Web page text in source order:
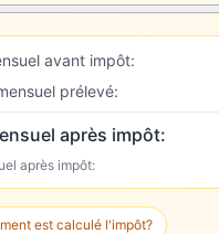
avant impôt:
prélevé:
après impôt:
après impôt:
est calculé l'impôt?